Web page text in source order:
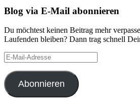
Blog via E-Mail abonnieren
Du möchtest keinen Beitrag mehr
Laufenden bleiben? Dann trag schnell
E-
Mail-
Adresse
Abonnieren